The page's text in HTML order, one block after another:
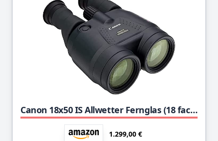
Canon 18x50 IS Allwetter Fernglas (18 fache Vergrößerung, wetterfest, Feldstecher, Präzisionsoptik, IS Bildstabilisator, manuelle Fokussierung, Dioptrinkorrektur, Porroprisma II), schwarz
1.299,00 €